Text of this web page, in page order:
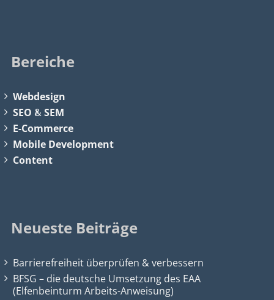
Bereiche
Webdesign
SEO &SEM
E-Commerce
Mobile Development
Content
Neueste Beiträge
Barrierefreiheit überprüfen & verbessern
BFSG – die deutsche Umsetzung des EAA
(Elfenbeinturm Arbeits-Anweisung)